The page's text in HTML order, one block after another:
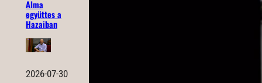
Alma
együttes a
Hazaiban
2026-07-30